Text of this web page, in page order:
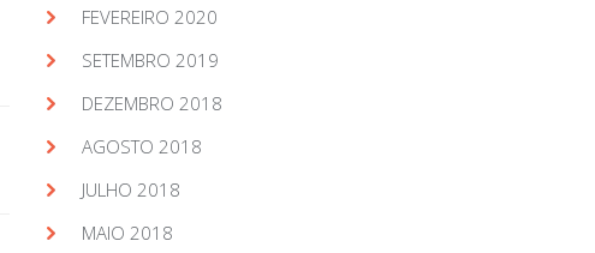
FEVEREIRO 2020
SETEMBRO 2019
DEZEMBRO 2018
AGOSTO 2018
JULHO 2018
MAIO 2018